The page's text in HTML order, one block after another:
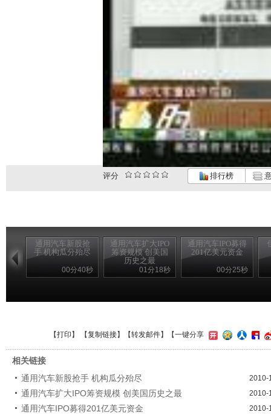
评分 排行榜
通用汽车新股抢
手 机构瓜分殆尽
00分40秒
通用汽车扩大IPO
筹资规模 创美国
历史之最
01分18秒
通用汽车IPO募得
201亿美元资金
00分25秒
【打印 】 【复制链接】【转发邮件】 【一键分享
相关链接
通用汽车新股抢手 机构瓜分殆尽
2010-
通用汽车扩大IPO筹资规模 创美国历史之最 2010-
通用汽车IPO募得201亿美元资金 2010-